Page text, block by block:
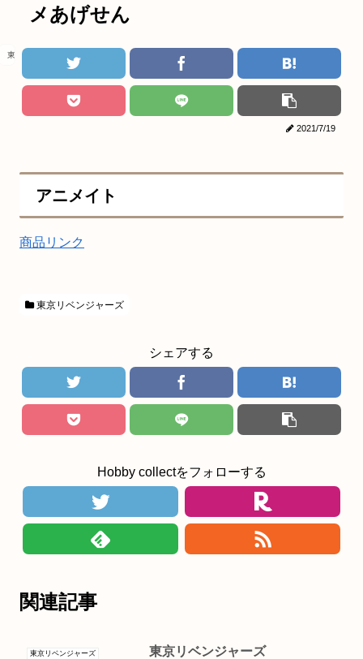
メあげせん
東京リベンジャーズ
2021/7/19
アニメイト
商品リンク
東京リベンジャーズ
シェアする
Hobby collectをフォローする
関連記事
東京リベンジャーズ
東京リベンジャーズ